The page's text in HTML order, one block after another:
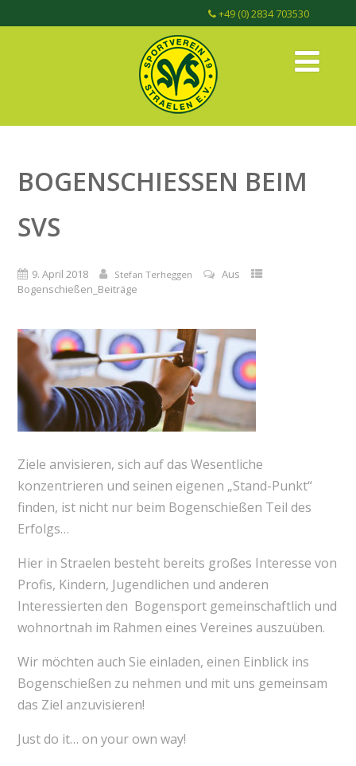
+49 (0) 2834 703530
BOGENSCHIESSEN BEIM S
VS
9. April 2018 Stefan Terheggen
Aus
Bogenschießen_Beiträge
Ziele anvisieren, sich auf das Wesentliche
konzentrieren und seinen eigenen „Stand-Punkt“
finden, ist nicht nur beim Bogenschießen Teil des
Erfolgs…
Hier in Straelen besteht bereits großes Interesse von
Profis, Kindern, Jugendlichen und anderen
Interessierten den Bogensport gemeinschaftlich und
wohnortnah im Rahmen eines Vereines auszuüben.
Wir möchten auch Sie einladen, einen Einblick ins
Bogenschießen zu nehmen und mit uns gemeinsam
das Ziel anzuvisieren!
Just do it… on your own way!